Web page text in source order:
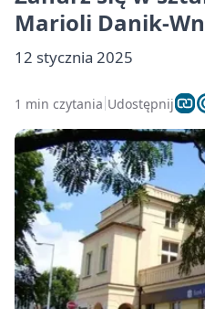
Marioli Danik-
12 stycznia 2025
1 min czytania Udostępnij